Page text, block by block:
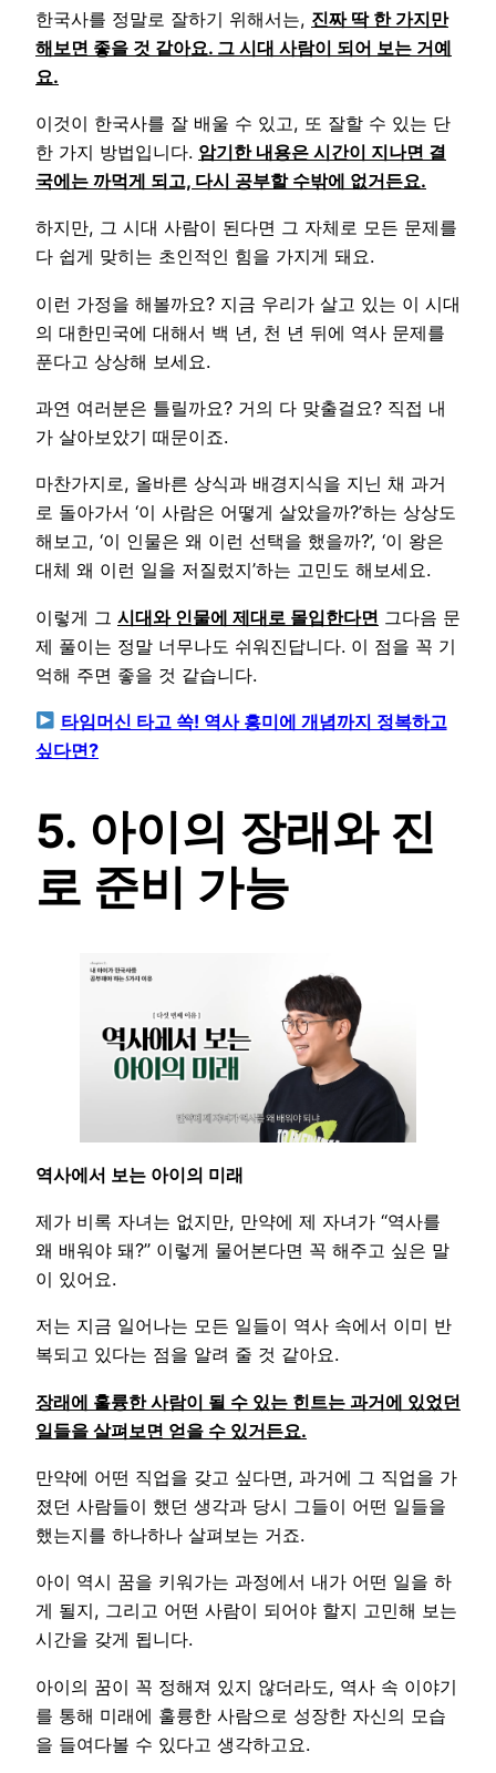
한국사를 정말로 잘하기 위해서는, 진짜 딱 한 가지만
해보면 좋을 것 같아요. 그 시대 사람이 되어 보는 거예
요.
이것이 한국사를 잘 배울 수 있고, 또 잘할 수 있는 단
한 가지 방법입니다. 암기한 내용은 시간이 지나면 결
국에는 까먹게 되고, 다시 공부할 수밖에 없거든요.
하지만, 그 시대 사람이 된다면 그 자체로 모든 문제를
다 쉽게 맞히는 초인적인 힘을 가지게 돼요.
이런 가정을 해볼까요? 지금 우리가 살고 있는 이 시대
의 대한민국에 대해서 백 년, 천 년 뒤에 역사 문제를
푼다고 상상해 보세요.
과연 여러분은 틀릴까요? 거의 다 맞출걸요? 직접 내
가 살아보았기 때문이죠.
마찬가지로, 올바른 상식과 배경지식을 지닌 채 과거
로 돌아가서 ‘이 사람은 어떻게 살았을까?’하는 상상도
해보고, ‘이 인물은 왜 이런 선택을 했을까?’, ‘이 왕은
대체 왜 이런 일을 저질렀지’하는 고민도 해보세요.
이렇게 그 시대와 인물에 제대로 몰입한다면 그다음 문
제 풀이는 정말 너무나도 쉬워진답니다. 이 점을 꼭 기
억해 주면 좋을 것 같습니다.
타임머신 타고 쏙! 역사 흥미에 개념까지 정복하고
싶다면?
5. 아이의 장래와 진
로 준비 가능
역사에서 보는 아이의 미래
제가 비록 자녀는 없지만, 만약에 제 자녀가 “역사를
왜 배워야 돼?” 이렇게 물어본다면 꼭 해주고 싶은 말
이 있어요.
저는 지금 일어나는 모든 일들이 역사 속에서 이미 반
복되고 있다는 점을 알려 줄 것 같아요.
장래에 훌륭한 사람이 될 수 있는 힌트는 과거에 있었던
일들을 살펴보면 얻을 수 있거든요.
만약에 어떤 직업을 갖고 싶다면, 과거에 그 직업을 가
졌던 사람들이 했던 생각과 당시 그들이 어떤 일들을
했는지를 하나하나 살펴보는 거죠.
아이 역시 꿈을 키워가는 과정에서 내가 어떤 일을 하
게 될지, 그리고 어떤 사람이 되어야 할지 고민해 보는
시간을 갖게 됩니다.
아이의 꿈이 꼭 정해져 있지 않더라도, 역사 속 이야기
를 통해 미래에 훌륭한 사람으로 성장한 자신의 모습
을 들여다볼 수 있다고 생각하고요.